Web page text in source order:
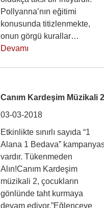
Pollyanna’nın eğitimi
konusunda titizlenmekte,
onun görgü kurallar…
Devamı
Canım Kardeşim Müzikali
03-03-2018
Etkinlikte sınırlı sayıda “1
Alana 1 Bedava”
vardır. Tükenmeden
Alın!Canım Kardeşim
müzikali 2, çocukların
gönlünde taht kurmaya
devam ediyor.”Eğlenceye